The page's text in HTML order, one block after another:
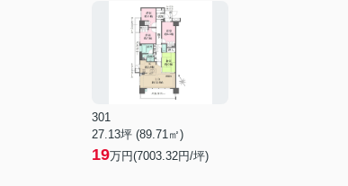
301
27.13坪 (89.71㎡)
19万円(7003.32円/坪)